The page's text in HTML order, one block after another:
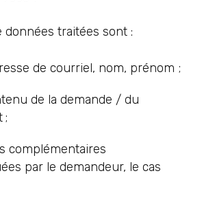
données traitées sont :
de courriel, nom, prénom ;
de la demande / du
;
complémentaires
par le demandeur, le cas